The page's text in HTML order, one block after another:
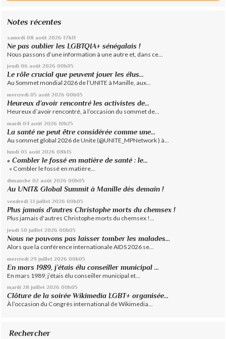
Notes récentes
samedi 08 août 2026 17h11
Ne pas oublier les LGBTQIA+ sénégalais !
Nous passons d’une information à une autre et, dans ce...
jeudi 06 août 2026 00h05
Le rôle crucial que peuvent jouer les élus...
Au Sommet mondial 2026 de l’UNITE à Manille, aux...
mercredi 05 août 2026 00h05
Heureux d’avoir rencontré les activistes de...
Heureux d’avoir rencontré, à l’occasion du sommet de...
mardi 04 août 2026 10h25
La santé ne peut être considérée comme une...
Au sommet global 2026 de Unite (@UNITE_MPNetwork ) à...
lundi 03 août 2026 08h13
« Combler le fossé en matière de santé : le...
« Combler le fossé en matière...
dimanche 02 août 2026 00h05
Au UNIT& Global Summit à Manille dès demain !
vendredi 31 juillet 2026 00h05
Plus jamais d'autres Christophe morts du chemsex !
Plus jamais d'autres Christophe morts du chemsex !...
jeudi 30 juillet 2026 00h05
Nous ne pouvons pas laisser tomber les malades...
Alors que la conférence internationale AIDS 2026 se...
mercredi 29 juillet 2026 00h05
En mars 1989, j’étais élu conseiller municipal ...
En mars 1989, j’étais élu conseiller municipal et...
mardi 28 juillet 2026 00h05
Clôture de la soirée Wikimedia LGBT+ organisée...
À l’occasion du Congrès international de Wikimedia...
Rechercher